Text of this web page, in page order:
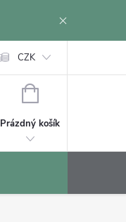
CZK
NÁKUPNÍ
Prázdný košík